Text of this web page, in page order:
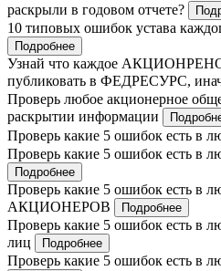
раскрыли в годовом отчете?
10 типовых ошибок устава
Подробнее
Узнай что каждое
публиковать в ФЕДРЕСУРС,
Проверь любое акционерное
раскрытии информации
Проверь какие 5 ошибок есть в
Проверь какие 5 ошибок есть в
Подробнее
Проверь какие 5 ошибок есть в
АКЦИОНЕРОВ
Подробнее
Проверь какие 5 ошибок есть в
лиц
Подробнее
Проверь какие 5 ошибок есть в